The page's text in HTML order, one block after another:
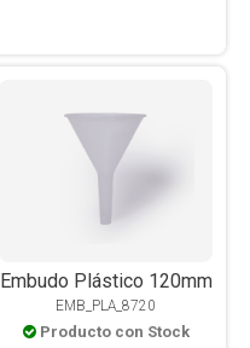
Embudo Plástico 120mm
EMB_PLA_8720
Producto con Stock